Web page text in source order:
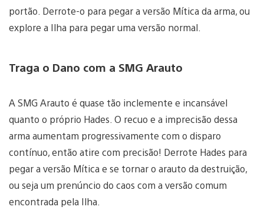
portão. Derrote-o para pegar a versão Mítica da arma, ou
explore a Ilha para pegar uma versão normal.
Traga o Dano com a SMG Arauto
A SMG Arauto é quase tão inclemente e incansável
quanto o próprio Hades. O recuo e a imprecisão dessa
arma aumentam progressivamente com o disparo
contínuo, então atire com precisão! Derrote Hades para
pegar a versão Mítica e se tornar o arauto da destruição,
ou seja um prenúncio do caos com a versão comum
encontrada pela Ilha.